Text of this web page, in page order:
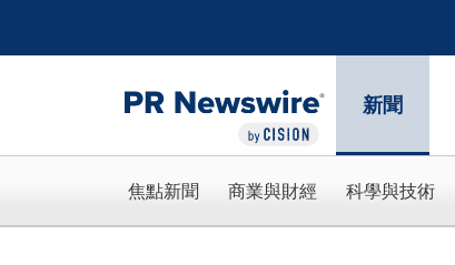
新聞
焦點新聞 商業與財經 科學與技術